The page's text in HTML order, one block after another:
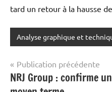
tard un retour à la hausse
Analyse graphique et
Navigation
de
Publication précédente
NRJ Group : confirme